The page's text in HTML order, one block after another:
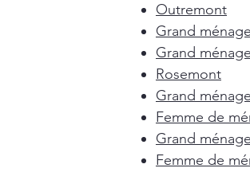
Outremont
Grand
Grand
Rosemont
Grand
Femme de
Grand
Femme de